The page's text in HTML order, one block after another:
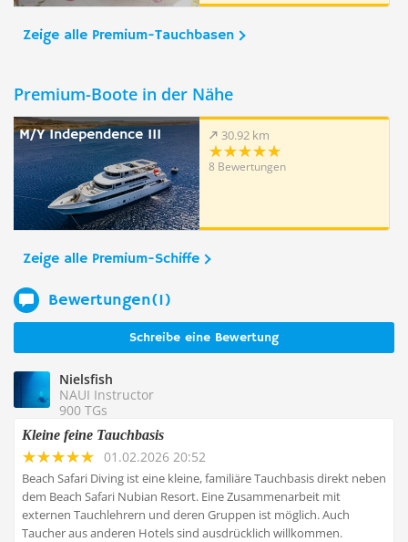
Zeige alle Premium-Tauchbasen
Premium-Boote in der Nähe
M/Y Independence III 30.92 km
8 Bewertungen
Zeige alle Premium-Schiffe
Bewertungen(1)
Schreibe eine Bewertung
Nielsfish
NAUI Instructor
900 TGs
Kleine feine Tauchbasis
01.02.2026 20:52
Beach Safari Diving ist eine kleine, familiäre Tauchbasis direkt neben
dem Beach Safari Nubian Resort. Eine Zusammenarbeit mit
externen Tauchlehrern und deren Gruppen ist möglich. Auch
Taucher aus anderen Hotels sind ausdrücklich willkommen.